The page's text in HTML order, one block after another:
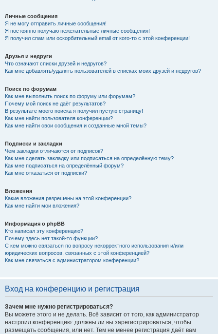
Личные сообщения
Я не могу отправить личные сообщения!
Я постоянно получаю нежелательные личные сообщения!
Я получил спам или оскорбительный email от кого-то с этой конференции!
Друзья и недруги
Что означают списки друзей и недругов?
Как мне добавлять/удалять пользователей в списках моих друзей и недругов?
Поиск по форумам
Как мне выполнить поиск по форуму или форумам?
Почему мой поиск не даёт результатов?
В результате моего поиска я получил пустую страницу!
Как мне найти пользователя конференции?
Как мне найти свои сообщения и созданные мной темы?
Подписки и закладки
Чем закладки отличаются от подписок?
Как мне сделать закладку или подписаться на определённую тему?
Как мне подписаться на определённый форум?
Как мне отказаться от подписки?
Вложения
Какие вложения разрешены на этой конференции?
Как мне найти мои вложения?
Информация о phpBB
Кто написал эту конференцию?
Почему здесь нет такой-то функции?
С кем можно связаться по вопросу некорректного использования и/или
юридических вопросов, связанных с этой конференцией?
Как мне связаться с администратором конференции?
Вход на конференцию и регистрация
Зачем мне нужно регистрироваться?
Вы можете этого и не делать. Всё зависит от того, как администратор
настроил конференцию: должны ли вы зарегистрироваться, чтобы
размещать сообщения, или нет. Тем не менее регистрация даёт вам